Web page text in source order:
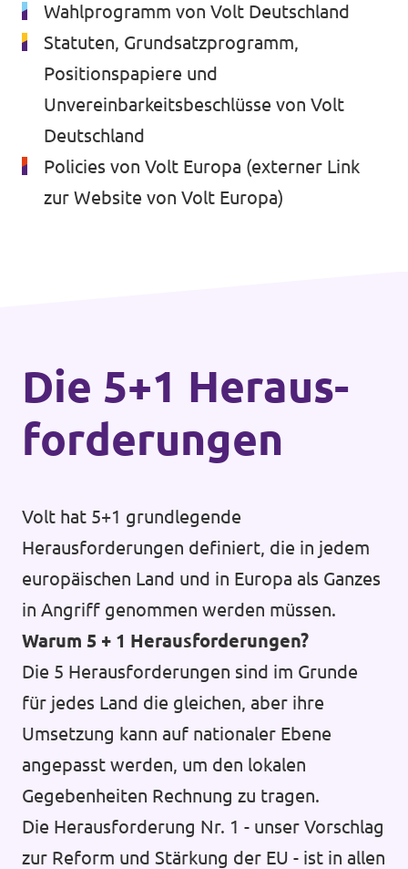
Wahlprogramm von Volt Deutschland
Statuten, Grundsatzprogramm,
Positionspapiere und
Unvereinbarkeitsbeschlüsse von Volt
Deutschland
Policies von Volt Europa (externer Link
zur Website von Volt Europa)
Die 5+1 Heraus­
forderungen
Volt hat 5+1 grundlegende
Herausforderungen definiert, die in jedem
europäischen Land und in Europa als Ganzes
in Angriff genommen werden müssen.
Warum 5 + 1 Herausforderungen?
Die 5 Herausforderungen sind im Grunde
für jedes Land die gleichen, aber ihre
Umsetzung kann auf nationaler Ebene
angepasst werden, um den lokalen
Gegebenheiten Rechnung zu tragen.
Die Herausforderung Nr. 1 - unser Vorschlag
zur Reform und Stärkung der EU - ist in allen